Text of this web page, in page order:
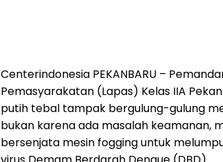
Centerindonesia PEKANBARU –
Pemasyarakatan (Lapas) Kelas IIA
putih tebal tampak bergulung-gulung
bukan karena ada masalah keamanan,
bersenjata mesin fogging untuk